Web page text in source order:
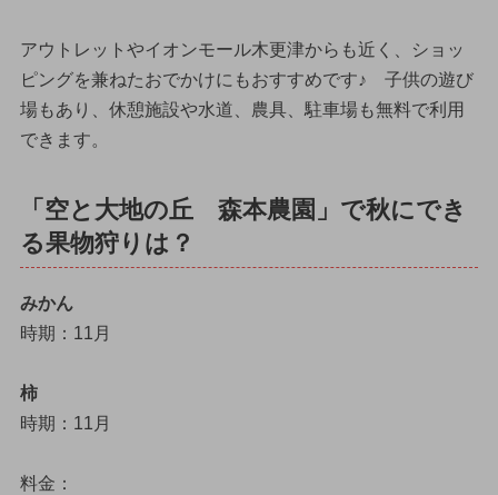
アウトレットやイオンモール木更津からも近く、ショッ
ピングを兼ねたおでかけにもおすすめです♪ 子供の遊び
場もあり、休憩施設や水道、農具、駐車場も無料で利用
できます。
「空と大地の丘 森本農園」で秋にでき
る果物狩りは？
みかん
時期：11月
柿
時期：11月
料金：